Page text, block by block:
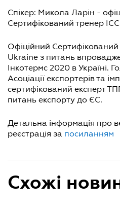
Спікер: Микола Ларін -
Сертифікований тренер
Офіційний Сертифікований
Ukraine з питань
Інкотермс 2020 в Україні.
Асоціації експортерів та
сертифікований експерт
питань експорту до ЄС.
Детальна інформація про
реєстрація за посиланням
Схожі